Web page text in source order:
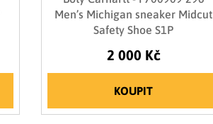
Men’s Michigan sneaker Midcut
Safety Shoe S1P
2 000 Kč
KOUPIT